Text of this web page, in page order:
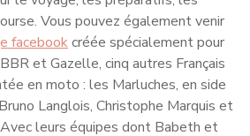
Vous pouvez également venir
facebookcréée spécialement pour
et Gazelle, cinq autres Français
en moto : les Marluches, en side
Langlois, Christophe Marquis et
leurs équipes dont Babeth et